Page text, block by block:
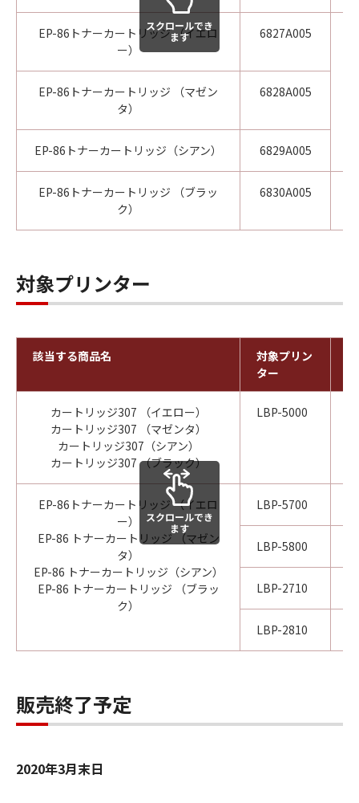
EP-86トナーカートリッジ （イエロ
ー）
6827A005
EP-86トナーカートリッジ （マゼン
タ）
6828A005
EP-86トナーカートリッジ（シアン） 6829A005
EP-86トナーカートリッジ （ブラッ
ク）
6830A005
スクロールでき
ます
対象プリンター
該当する商品名
対象プリン
ター
カートリッジ307 （イエロー）
カートリッジ307 （マゼンタ）
カートリッジ307（シアン）
カートリッジ307 （ブラック）
LBP-5000
EP-86トナーカートリッジ （イエロ
ー）
EP-86 トナーカートリッジ （マゼン
タ）
EP-86 トナーカートリッジ（シアン）
EP-86 トナーカートリッジ （ブラッ
ク）
LBP-5700
LBP-5800
LBP-2710
LBP-2810
スクロールでき
ます
販売終了予定
2020年3月末日